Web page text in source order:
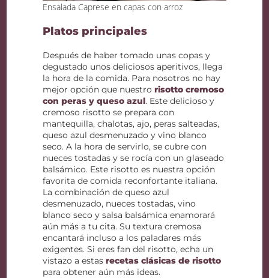
Ensalada Caprese en capas con arroz
Platos principales
Después de haber tomado unas copas y
degustado unos deliciosos aperitivos, llega
la hora de la comida. Para nosotros no hay
mejor opción que nuestrorisotto cremoso
con peras y queso azul. Este delicioso y
cremoso risotto se prepara con
mantequilla, chalotas, ajo, peras salteadas,
queso azul desmenuzado y vino blanco
seco. A la hora de servirlo, se cubre con
nueces tostadas y se rocía con un glaseado
balsámico. Este risotto es nuestra opción
favorita de comida reconfortante italiana.
La combinación de queso azul
desmenuzado, nueces tostadas, vino
blanco seco y salsa balsámica enamorará
aún más a tu cita. Su textura cremosa
encantará incluso a los paladares más
exigentes. Si eres fan del risotto, echa un
vistazo a estasrecetas clásicas de risotto
para obtener aún más ideas.